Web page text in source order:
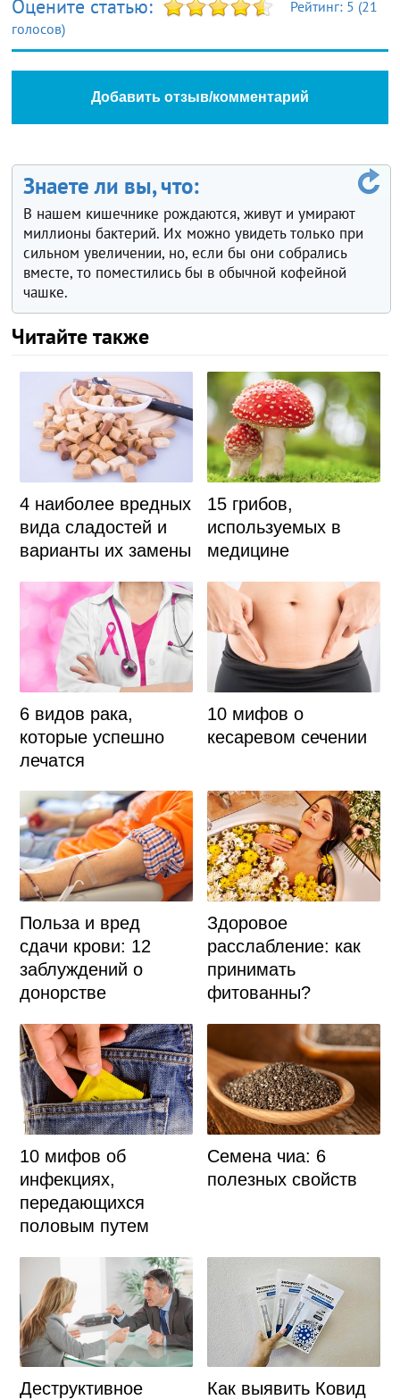
Оцените статью: Рейтинг: 5 (21
голосов)
Добавить отзыв/комментарий
Знаете ли вы, что:
В нашем кишечнике рождаются, живут и умирают
миллионы бактерий. Их можно увидеть только при
сильном увеличении, но, если бы они собрались
вместе, то поместились бы в обычной кофейной
чашке.
Читайте также
4 наиболее вредных
вида сладостей и
варианты их замены
15 грибов,
используемых в
медицине
6 видов рака,
которые успешно
лечатся
10 мифов о
кесаревом сечении
Польза и вред
сдачи крови: 12
заблуждений о
донорстве
Здоровое
расслабление: как
принимать
фитованны?
10 мифов об
инфекциях,
передающихся
половым путем
Семена чиа: 6
полезных свойств
Деструктивное
Как выявить Ковид